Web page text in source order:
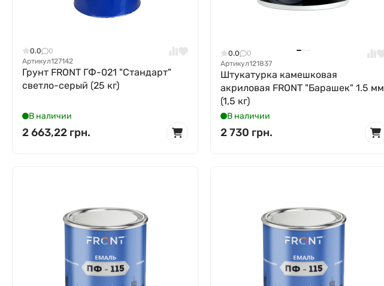
0.0
0
Артикул127142
Грунт FRONT ГФ-021 "Стандарт"
светло-серый (25 кг)
В наличии
2 663,22 грн.
0.0
0
Артикул121837
Штукатурка камешковая
акриловая FRONT "Барашек" 1.5 мм
(1,5 кг)
В наличии
2 730 грн.